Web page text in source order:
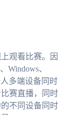
观看比赛。因
Windows、
多端设备同时
赛直播，同时
不同设备同时